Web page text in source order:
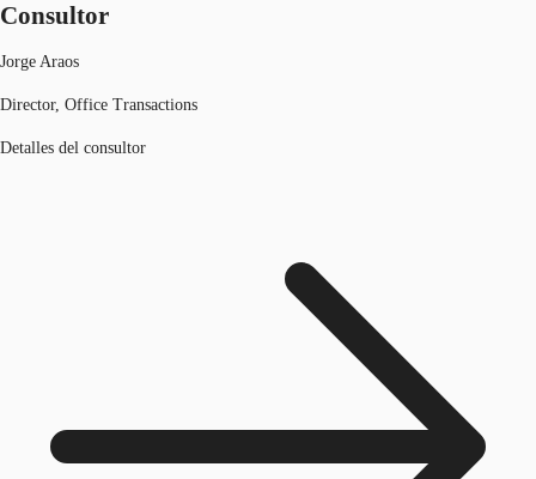
Consultor
Jorge Araos
Director, Office Transactions
Detalles del consultor